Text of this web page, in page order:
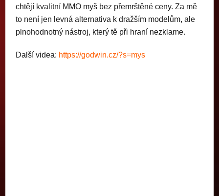
chtějí kvalitní MMO myš bez přemrštěné ceny. Za mě
to není jen levná alternativa k dražším modelům, ale
plnohodnotný nástroj, který tě při hraní nezklame.
Další videa: https://godwin.cz/?s=mys